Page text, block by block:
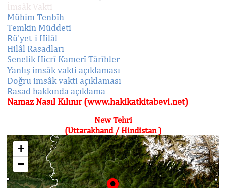
İmsâk Vakti
Mühim Tenbîh
Temkin Müddeti
Rü'yet-i Hilâl
Hilâl Rasadları
Senelik Hicrî Kamerî Târîhler
Yanlış imsâk vakti açıklaması
Doğru imsâk vakti açıklaması
Rasad hakkında açıklama
Namaz Nasıl Kılınır (www.hakikatkitabevi.net)
New Tehri
(Uttarakhand / Hindistan )
+
−